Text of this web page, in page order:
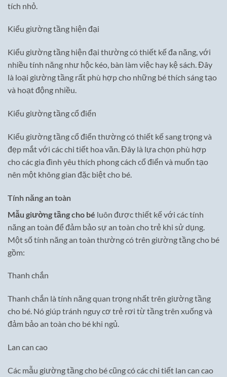
tích nhỏ.
Kiểu giường tầng hiện đại
Kiểu giường tầng hiện đại thường có thiết kế đa năng, với
nhiều tính năng như hộc kéo, bàn làm việc hay kệ sách. Đây
là loại giường tầng rất phù hợp cho những bé thích sáng tạo
và hoạt động nhiều.
Kiểu giường tầng cổ điển
Kiểu giường tầng cổ điển thường có thiết kế sang trọng và
đẹp mắt với các chi tiết hoa văn. Đây là lựa chọn phù hợp
cho các gia đình yêu thích phong cách cổ điển và muốn tạo
nên một không gian đặc biệt cho bé.
Tính năng an toàn
Mẫu giường tầng cho bé luôn được thiết kế với các tính
năng an toàn để đảm bảo sự an toàn cho trẻ khi sử dụng.
Một số tính năng an toàn thường có trên giường tầng cho bé
gồm:
Thanh chắn
Thanh chắn là tính năng quan trọng nhất trên giường tầng
cho bé. Nó giúp tránh nguy cơ trẻ rơi từ tầng trên xuống và
đảm bảo an toàn cho bé khi ngủ.
Lan can cao
Các mẫu giường tầng cho bé cũng có các chi tiết lan can cao